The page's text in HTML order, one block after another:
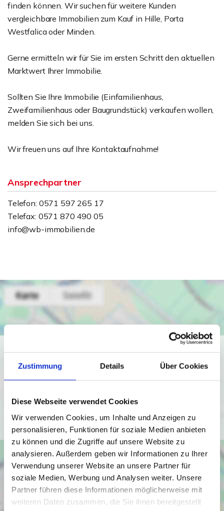
Zustimmung Details Über Cookies
Diese Webseite verwendet Cookies
Wir verwenden Cookies, um Inhalte und Anzeigen zu
personalisieren, Funktionen für soziale Medien anbieten
zu können und die Zugriffe auf unsere Website zu
analysieren. Außerdem geben wir Informationen zu Ihrer
Verwendung unserer Website an unsere Partner für
soziale Medien, Werbung und Analysen weiter. Unsere
Partner führen diese Informationen möglicherweise mit
weiteren Daten zusammen, die Sie ihnen bereitgestellt
finden können. Wir suchen für weitere Kunden
vergleichbare Immobilien zum Kauf in Hille, Porta
Westfalica oder Minden.
Gerne ermitteln wir für Sie im ersten Schritt den aktuellen
Marktwert Ihrer Immobilie.
Sollten Sie Ihre Immobilie (Einfamilienhaus,
Zweifamilienhaus oder Baugrundstück) verkaufen wollen,
melden Sie sich bei uns.
Wir freuen uns auf Ihre Kontaktaufnahme!
Ansprechpartner
Telefon: 0571 597 265 17
Telefax: 0571 870 490 05
info@wb-immobilien.de
Ich bin damit einverstanden, dass mir Karten von Google
angezeigt werden. Es gelten die
Ich bin einverstanden